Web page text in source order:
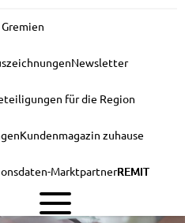
Newsletter
für die Region
Kundenmagazin zuhause
MarktpartnerREMIT